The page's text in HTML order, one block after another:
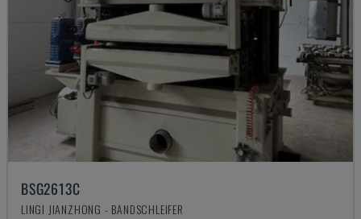
BSG2613C
LINGI JIANZHONG - BANDSCHLEIFER